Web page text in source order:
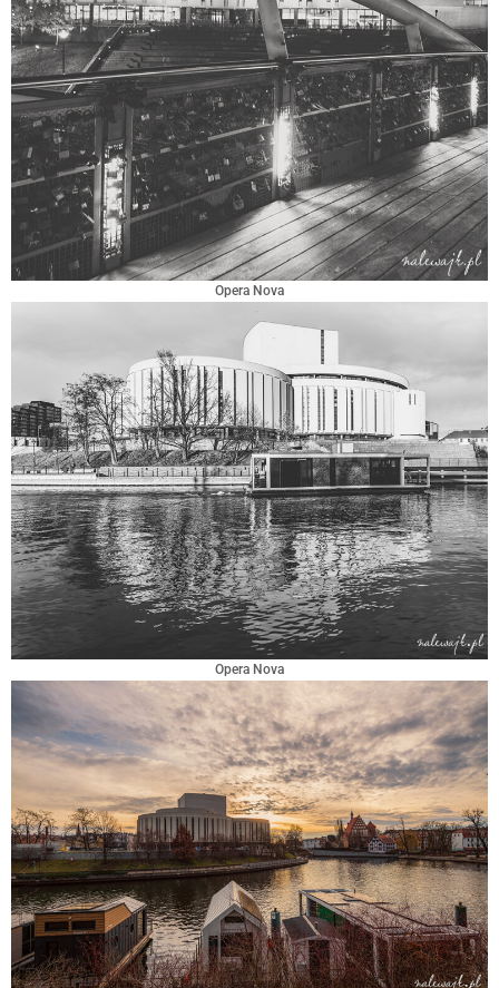
Opera Nova
Opera Nova